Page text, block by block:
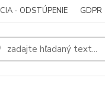
- ODSTÚPENIE GDPR